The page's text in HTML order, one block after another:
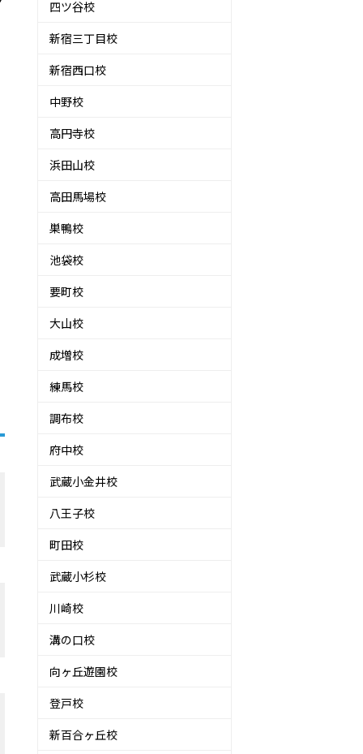
四ツ谷校
新宿三丁目校
新宿西口校
中野校
高円寺校
浜田山校
高田馬場校
巣鴨校
池袋校
要町校
大山校
成増校
練馬校
調布校
府中校
武蔵小金井校
八王子校
町田校
武蔵小杉校
川崎校
溝の口校
向ヶ丘遊園校
登戸校
新百合ヶ丘校